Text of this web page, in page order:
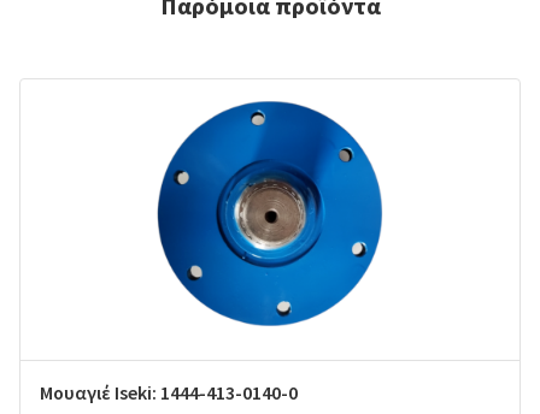
Μουαγιέ Iseki: 1444-413-0140-0